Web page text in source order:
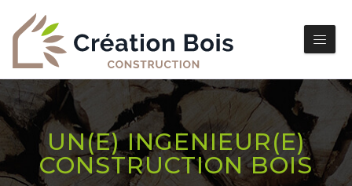
UN(E) INGENIEUR(E)
CONSTRUCTION BOIS